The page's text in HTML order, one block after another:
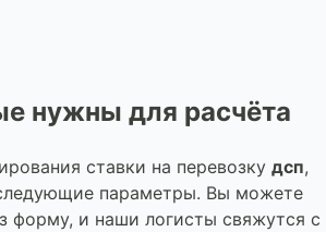
нужны для расчёта
ставки на перевозку дсп,
параметры. Вы можете
форму, и наши логисты свяжутся с